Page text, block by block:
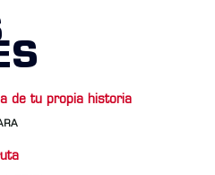
de tu propia historia